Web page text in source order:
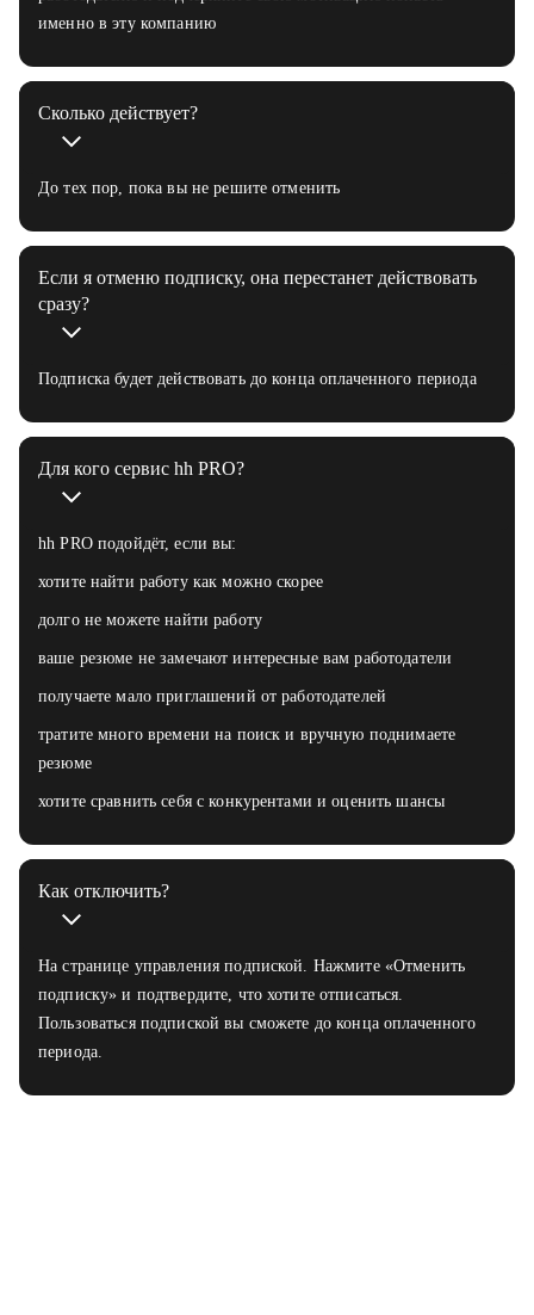
именно в эту компанию
Сколько действует?
До тех пор, пока вы не решите отменить
Если я отменю подписку, она перестанет действовать
сразу?
Подписка будет действовать до конца оплаченного периода
Для кого сервис hh PRO?
hh PRO подойдёт, если вы:
хотите найти работу как можно скорее
долго не можете найти работу
ваше резюме не замечают интересные вам работодатели
получаете мало приглашений от работодателей
тратите много времени на поиск и вручную поднимаете
резюме
хотите сравнить себя с конкурентами и оценить шансы
Как отключить?
На странице управления подпиской. Нажмите «Отменить
подписку» и подтвердите, что хотите отписаться.
Пользоваться подпиской вы сможете до конца оплаченного
периода.